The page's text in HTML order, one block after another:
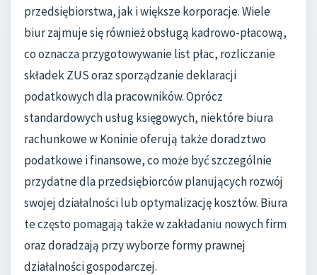
przedsiębiorstwa, jak i większe korporacje. Wiele
biur zajmuje się również obsługą kadrowo-płacową,
co oznacza przygotowywanie list płac, rozliczanie
składek ZUS oraz sporządzanie deklaracji
podatkowych dla pracowników. Oprócz
standardowych usług księgowych, niektóre biura
rachunkowe w Koninie oferują także doradztwo
podatkowe i finansowe, co może być szczególnie
przydatne dla przedsiębiorców planujących rozwój
swojej działalności lub optymalizację kosztów. Biura
te często pomagają także w zakładaniu nowych firm
oraz doradzają przy wyborze formy prawnej
działalności gospodarczej.